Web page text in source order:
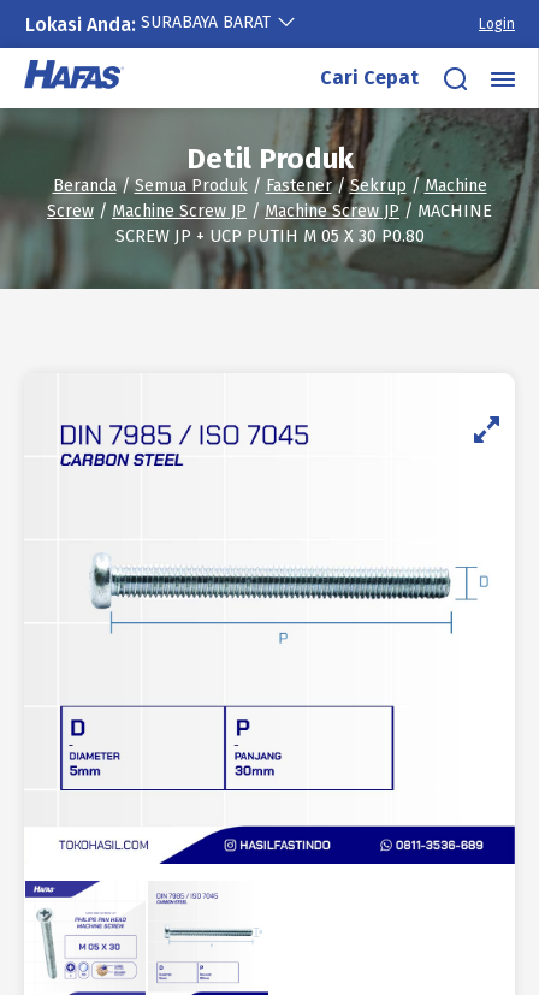
Lokasi Anda: SURABAYA BARAT Login
Lewati
konten
Cari Cepat
Detil Produk
Beranda/Semua Produk/ Fastener/Sekrup / Machine
Screw / Machine Screw JP / Machine Screw JP / MACHINE
SCREW JP + UCP PUTIH M 05 X 30 P0.80